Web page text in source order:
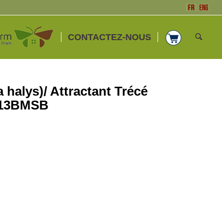
CONTACTEZ-NOUS
halys)/ Attractant Trécé